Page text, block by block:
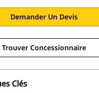
Demander Un Devis
Trouver Concessionnaire
Clés